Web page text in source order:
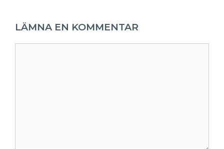
LÄMNA EN KOMMENTAR